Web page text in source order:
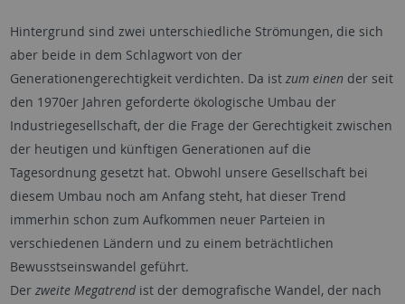
Hintergrund sind zwei unterschiedliche Strömungen, die sich
aber beide in dem Schlagwort von der
Generationengerechtigkeit verdichten. Da ist zum einen der seit
den 1970er Jahren geforderte ökologische Umbau der
Industriegesellschaft, der die Frage der Gerechtigkeit zwischen
der heutigen und künftigen Generationen auf die
Tagesordnung gesetzt hat. Obwohl unsere Gesellschaft bei
diesem Umbau noch am Anfang steht, hat dieser Trend
immerhin schon zum Aufkommen neuer Parteien in
verschiedenen Ländern und zu einem beträchtlichen
Bewusstseinswandel geführt.
Der zweite Megatrendist der demografische Wandel, der nach